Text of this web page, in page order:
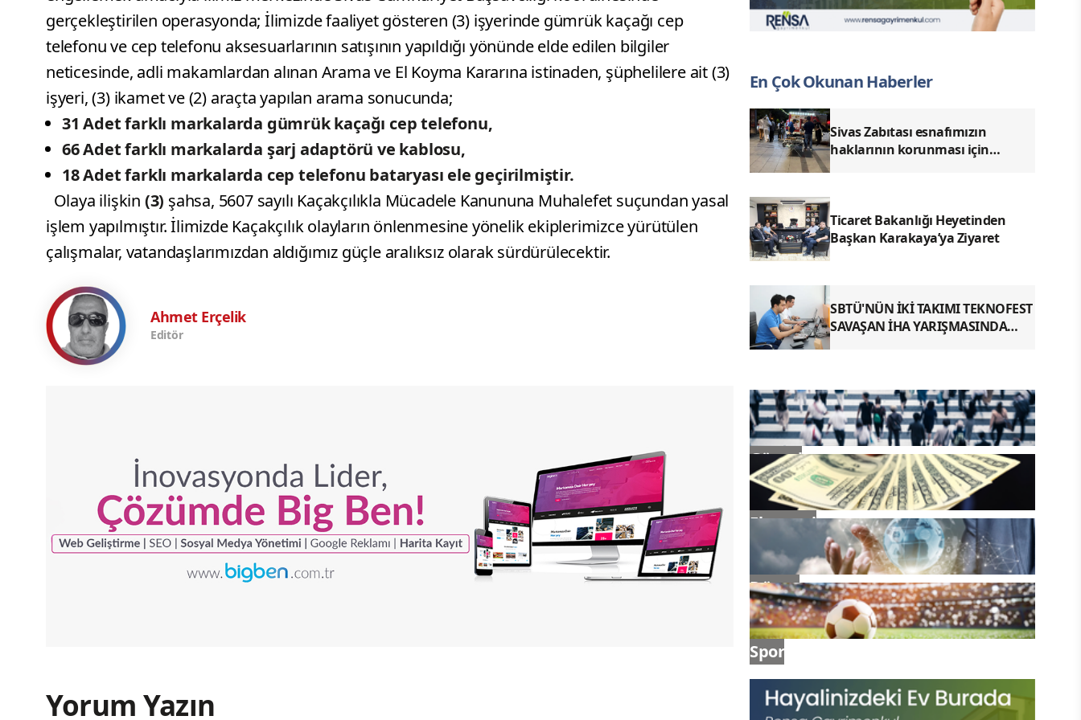
gerçekleştirilen operasyonda; İlimizde faaliyet gösteren (3) işyerinde gümrük kaçağı cep
telefonu ve cep telefonu aksesuarlarının satışının yapıldığı yönünde elde edilen bilgiler
neticesinde, adli makamlardan alınan Arama ve El Koyma Kararına istinaden, şüphelilere ait (3)
işyeri, (3) ikamet ve (2) araçta yapılan arama sonucunda;
31 Adet farklı markalarda gümrük kaçağı cep telefonu,
66 Adet farklı markalarda şarj adaptörü ve kablosu,
18 Adet farklı markalarda cep telefonu bataryası ele geçirilmiştir.
Olaya ilişkin (3) şahsa, 5607 sayılı Kaçakçılıkla Mücadele Kanununa Muhalefet suçundan yasal
işlem yapılmıştır. İlimizde Kaçakçılık olayların önlenmesine yönelik ekiplerimizce yürütülen
çalışmalar, vatandaşlarımızdan aldığımız güçle aralıksız olarak sürdürülecektir.
Ahmet Erçelik
Editör
Yorum Yazın
En Çok Okunan Haberler
Sivas Zabıtası esnafımızın
haklarının korunması için
Ticaret Bakanlığı Heyetinden
Başkan Karakaya’ya Ziyaret
SBTÜ'NÜN İKİ TAKIMI TEKNOFEST
SAVAŞAN İHA YARIŞMASINDA
Güncel
Ekonomi
Dünya
Spor